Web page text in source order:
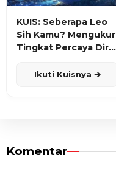
KUIS: Seberapa Leo
Sih Kamu? Mengukur
Tingkat Percaya Diri
Ikuti Kuisnya ➔
Komentar